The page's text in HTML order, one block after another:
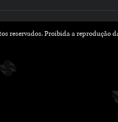
reservados. Proibida a reprodução